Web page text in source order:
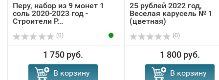
Перу, набор из 9 монет 1
соль 2020-2023 год -
Строители Р...
(0)
1 750 руб.
В корзину
25 рублей 2022 год,
Веселая карусель № 1
(цветная)
(0)
1 800 руб.
В корзину